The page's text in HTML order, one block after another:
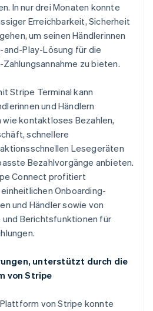
In nur drei Monaten konnte
Erreichbarkeit, Sicherheit
um seinen Händlerinnen
and-Play-Lösung für die
zu bieten.
Stripe Terminal kann
und Händlern
kontaktloses Bezahlen,
schnellere
Lesegeräten
Bezahlvorgänge anbieten.
Connect profitiert
Onboarding-
und Händler sowie von
Berichtsfunktionen für
unterstützt durch die
von Stripe
von Stripe konnte